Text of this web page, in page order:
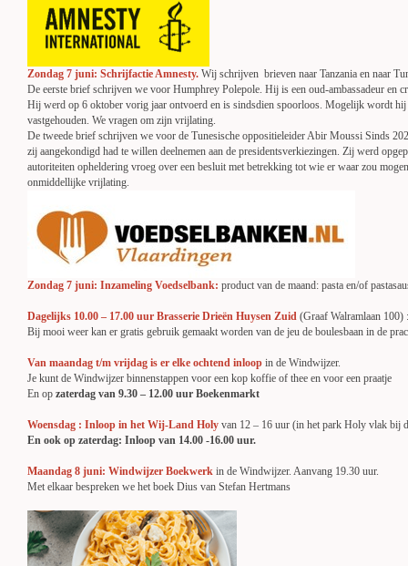
Zondag 7 juni: Schrijfactie Amnesty. Wij schrijven brieven naar Tanzania en naar
De eerste brief schrijven we voor Humphrey Polepole. Hij is een oud-ambassadeur en
Hij werd op 6 oktober vorig jaar ontvoerd en is sindsdien spoorloos. Mogelijk wordt hij
vastgehouden. We vragen om zijn vrijlating.
De tweede brief schrijven we voor de Tunesische oppositieleider Abir Moussi Sinds
zij aangekondigd had te willen deelnemen aan de presidentsverkiezingen. Zij werd
autoriteiten opheldering vroeg over een besluit met betrekking tot wie er waar zou
onmiddellijke vrijlating.
Zondag 7 juni: Inzameling Voedselbank: product van de maand: pasta en/of
Dagelijks 10.00 – 17.00 uur Brasserie Drieën Huysen Zuid (Graaf Walramlaan
Bij mooi weer kan er gratis gebruik gemaakt worden van de jeu de boulesbaan in de
Van maandag t/m vrijdag is er elke ochtend inloop in de Windwijzer.
Je kunt de Windwijzer binnenstappen voor een kop koffie of thee en voor een praatje
En op zaterdag van 9.30 – 12.00 uur Boekenmarkt
Woensdag : Inloop in het Wij-Land Holy van 12 – 16 uur (in het park Holy vlak bij
En ook op zaterdag: Inloop van 14.00 -16.00 uur.
Maandag 8 juni: Windwijzer Boekwerk in de Windwijzer. Aanvang 19.30 uur.
Met elkaar bespreken we het boek Dius van Stefan Hertmans